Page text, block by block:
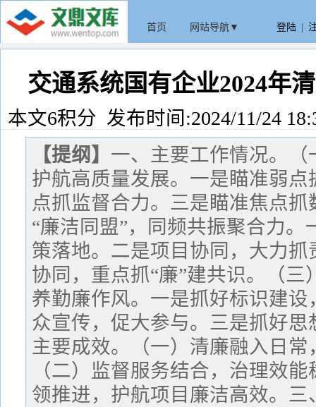
首页 网站导航▼ 登陆
交通系统国有企业2024年
本文6积分 发布时间:2024/11/24
【提纲】 一、主要工作情况。（
护航高质量发展。一是瞄准弱
点抓监督合力。三是瞄准焦点
“廉洁同盟”，同频共振聚合力
策落地。二是项目协同，大力
协同，重点抓“廉”建共识。（
养勤廉作风。一是抓好标识建
众宣传，促大参与。三是抓好
主要成效。（一）清廉融入日
（二）监督服务结合，治理效
领推进，护航项目廉洁高效。